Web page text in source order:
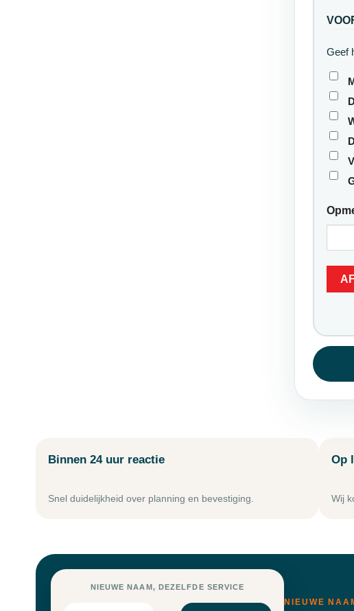
Geef
Binnen 24 uur reactie
Snel duidelijkheid over planning en bevestiging.
Op
Wij
NIEUWE NAAM, DEZELFDE SERVICE
NIEUWE